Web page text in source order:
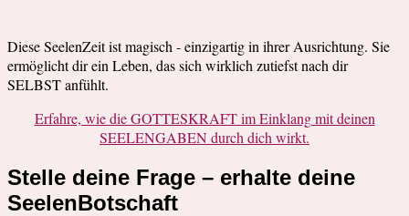
Diese SeelenZeit ist magisch - einzigartig in ihrer Ausrichtung. Sie
ermöglicht dir ein Leben, das sich wirklich zutiefst nach dir
SELBST anfühlt.
Erfahre, wie die GOTTESKRAFT im Einklang mit deinen
SEELENGABEN durch dich wirkt.
Stelle deine Frage – erhalte deine
SeelenBotschaft